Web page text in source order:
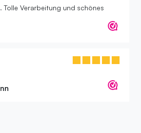
Tolle Verarbeitung und schönes